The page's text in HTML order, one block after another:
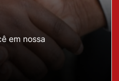
em nossa